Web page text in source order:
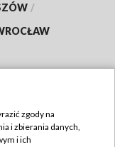
/
zgody na
i zbierania danych,
i ich